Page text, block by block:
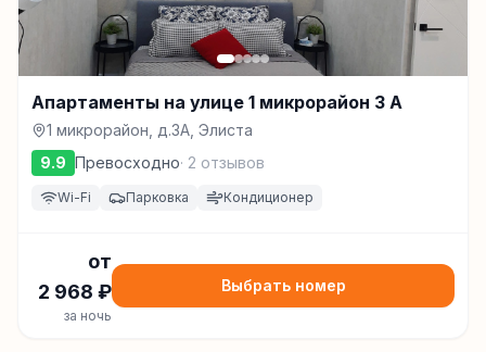
Апартаменты на улице 1 микрорайон 3 А
1 микрорайон, д.3А, Элиста
9.9 Превосходно· 2 отзывов
Wi-Fi Парковка Кондиционер
от
2 968 ₽
за ночь
Выбрать номер